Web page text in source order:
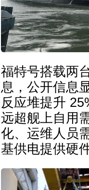
福特号搭载两
息，公开信息
反应堆提升
远超舰上自用
化、运维人员
基供电提供硬